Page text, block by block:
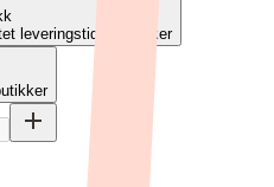
leveringstid: 8-12 uker